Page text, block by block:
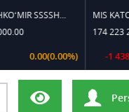
TOSHKO‘MIR SSSSH-13
0.00(0.00%)
MIS KATODI
174 223
-1 438